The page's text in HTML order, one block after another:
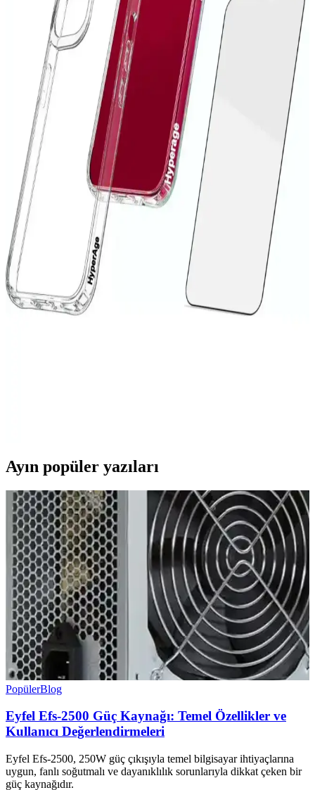
iPhone 14 Pro Max kılıflarında oluşan lekeleri önlemek ve
temizlemek için doğru yöntemler ve bakım ipuçlarıyla cihazınızın
estetiğini koruyun.
Xiaomi Redmi 10 için Çok Katmanlı Tam Koruma
Kılıfı İncelemesi ve Kullanıcı Yorumları
Xiaomi Redmi 10 için tasarlanmış çok katmanlı silikon kılıf, tam
koruma, şık tasarım ve kullanım kolaylığı sunar. Dayanıklı yapısı ve
estetik detaylarıyla cihazınızı güvenle koruyun.
Microsonic S23 Şeffaf Kılıf: Koruyucu ve Estetik
Tasarım Özellikleri
Microsonic S23 şeffaf kılıf, dayanıklı malzemesi ve şık tasarımıyla
Samsung Galaxy S23'ü tam koruma altına alır, kullanımı kolay ve
estetik bir seçenektir.
Xiaomi Redmi 9C İçin Şık ve Koruyucu Silikon Kılıf
Tasarımı ve Özellikleri
Xiaomi Redmi 9C modeliyle uyumlu, şık ve dayanıklı silikon kılıf,
suya dayanıklı, kolay temizlenebilir ve pratik kullanımlı
Ayın popüler yazıları
PopülerBlog
Eyfel Efs-2500 Güç Kaynağı: Temel Özellikler ve
Kullanıcı Değerlendirmeleri
Eyfel Efs-2500, 250W güç çıkışıyla temel bilgisayar ihtiyaçlarına
uygun, fanlı soğutmalı ve dayanıklılık sorunlarıyla dikkat çeken bir
güç kaynağıdır.